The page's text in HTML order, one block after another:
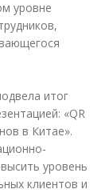
уровне
итог
«QR
в Китае».
уровень
клиентов и